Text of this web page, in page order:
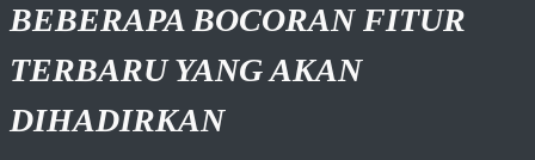
BEBERAPA BOCORAN FITUR
TERBARU YANG AKAN
DIHADIRKAN